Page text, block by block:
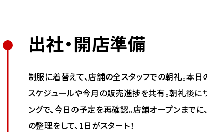
出社・開店準備
制服に着替えて、店舗の全スタッフでの朝礼。本
スケジュールや今月の販売進捗を共有。朝礼後に
ングで、今日の予定を再確認。店舗オープンまで
の整理をして、1日がスタート！